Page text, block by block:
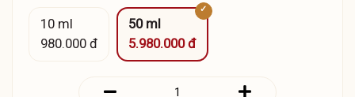
10 ml
980.000 đ
50 ml
5.980.000 đ